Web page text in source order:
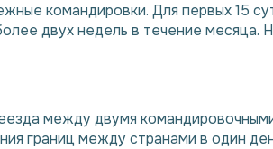
командировки. Для первых 15
двух недель в течение месяца.
между двумя
границ между странами в один